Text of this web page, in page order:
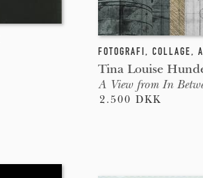
FOTOGRAFI,COLLAGE,
Tina Louise
A View from In
2.500 DKK